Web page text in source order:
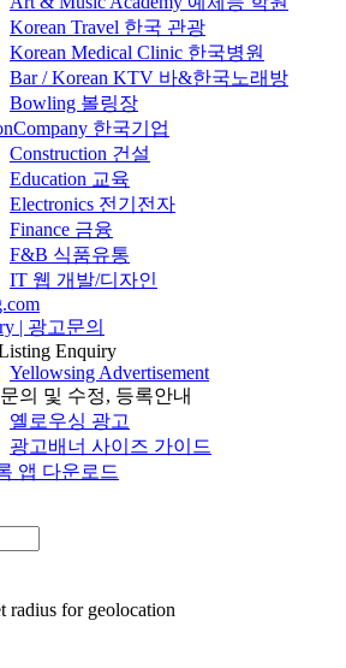
Korean Travel 한국 관광
Korean Medical Clinic 한국병원
Bar / Korean KTV 바&한국노래방
Bowling 볼링장
Company 한국기업
Construction 건설
Education 교육
Electronics 전기전자
Finance 금융
F&B 식품유통
IT 웹 개발/디자인
| 광고문의
Enquiry
Yellowsing Advertisement
의 및 수정, 등록안내
옐로우싱 광고
광고배너 사이즈 가이드
앱 다운로드
radius for geolocation